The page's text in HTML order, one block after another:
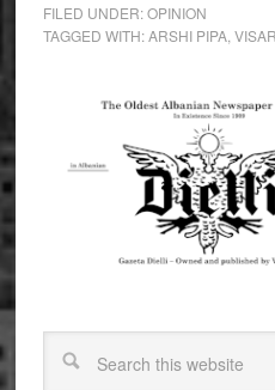
FILED UNDER:OPINION
TAGGED WITH:ARSHI PIPA,